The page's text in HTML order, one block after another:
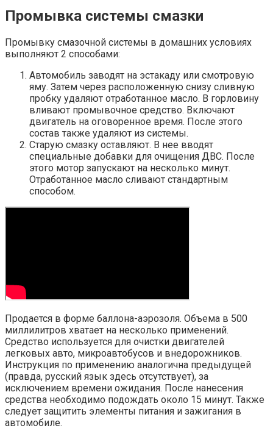
Промывка системы смазки
Промывку смазочной системы в домашних условиях
выполняют 2 способами:
Автомобиль заводят на эстакаду или смотровую
яму. Затем через расположенную снизу сливную
пробку удаляют отработанное масло. В горловину
вливают промывочное средство. Включают
двигатель на оговоренное время. После этого
состав также удаляют из системы.
Старую смазку оставляют. В нее вводят
специальные добавки для очищения ДВС. После
этого мотор запускают на несколько минут.
Отработанное масло сливают стандартным
способом.
Продается в форме баллона-аэрозоля. Объема в 500
миллилитров хватает на несколько применений.
Средство используется для очистки двигателей
легковых авто, микроавтобусов и внедорожников.
Инструкция по применению аналогична предыдущей
(правда, русский язык здесь отсутствует), за
исключением времени ожидания. После нанесения
средства необходимо подождать около 15 минут. Также
следует защитить элементы питания и зажигания в
автомобиле.